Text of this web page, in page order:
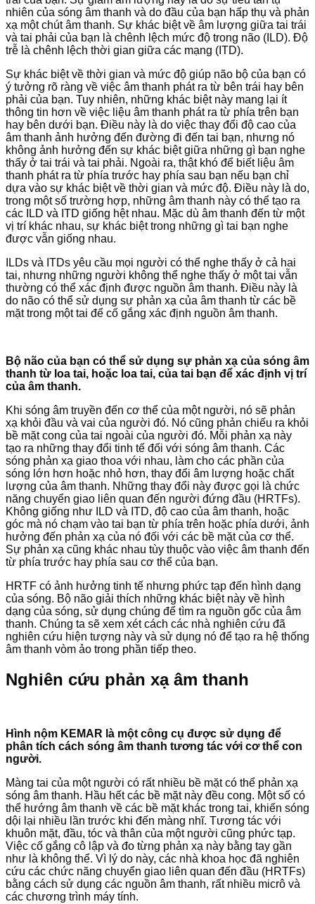
nhiên của sóng âm thanh và do đầu của bạn hấp thụ và phản
xạ một chút âm thanh. Sự khác biệt về âm lượng giữa tai trái
và tai phải của bạn là chênh lệch mức độ trong não (ILD). Độ
trễ là chênh lệch thời gian giữa các mạng (ITD).
Sự khác biệt về thời gian và mức độ giúp não bộ của bạn có
ý tưởng rõ ràng về việc âm thanh phát ra từ bên trái hay bên
phải của bạn. Tuy nhiên, những khác biệt này mang lại ít
thông tin hơn về việc liệu âm thanh phát ra từ phía trên bạn
hay bên dưới bạn. Điều này là do việc thay đổi độ cao của
âm thanh ảnh hưởng đến đường đi đến tai bạn, nhưng nó
không ảnh hưởng đến sự khác biệt giữa những gì bạn nghe
thấy ở tai trái và tai phải. Ngoài ra, thật khó để biết liệu âm
thanh phát ra từ phía trước hay phía sau bạn nếu bạn chỉ
dựa vào sự khác biệt về thời gian và mức độ. Điều này là do,
trong một số trường hợp, những âm thanh này có thể tạo ra
các ILD và ITD giống hệt nhau. Mặc dù âm thanh đến từ một
vị trí khác nhau, sự khác biệt trong những gì tai bạn nghe
được vẫn giống nhau.
ILDs và ITDs yêu cầu mọi người có thể nghe thấy ở cả hai
tai, nhưng những người không thể nghe thấy ở một tai vẫn
thường có thể xác định được nguồn âm thanh. Điều này là
do não có thể sử dụng sự phản xạ của âm thanh từ các bề
mặt trong một tai để cố gắng xác định nguồn âm thanh.
Bộ não của bạn có thể sử dụng sự phản xạ của sóng âm
thanh từ loa tai, hoặc loa tai, của tai bạn để xác định vị trí
của âm thanh.
Khi sóng âm truyền đến cơ thể của một người, nó sẽ phản
xạ khỏi đầu và vai của người đó. Nó cũng phản chiếu ra khỏi
bề mặt cong của tai ngoài của người đó. Mỗi phản xạ này
tạo ra những thay đổi tinh tế đối với sóng âm thanh. Các
sóng phản xạ giao thoa với nhau, làm cho các phần của
sóng lớn hơn hoặc nhỏ hơn, thay đổi âm lượng hoặc chất
lượng của âm thanh. Những thay đổi này được gọi là chức
năng chuyển giao liên quan đến người đứng đầu (HRTFs).
Không giống như ILD và ITD, độ cao của âm thanh, hoặc
góc mà nó chạm vào tai bạn từ phía trên hoặc phía dưới, ảnh
hưởng đến phản xạ của nó đối với các bề mặt của cơ thể.
Sự phản xạ cũng khác nhau tùy thuộc vào việc âm thanh đến
từ phía trước hay phía sau cơ thể của bạn.
HRTF có ảnh hưởng tinh tế nhưng phức tạp đến hình dạng
của sóng. Bộ não giải thích những khác biệt này về hình
dạng của sóng, sử dụng chúng để tìm ra nguồn gốc của âm
thanh. Chúng ta sẽ xem xét cách các nhà nghiên cứu đã
nghiên cứu hiện tượng này và sử dụng nó để tạo ra hệ thống
âm thanh vòm ảo trong phần tiếp theo.
Nghiên cứu phản xạ âm thanh
Hình nộm KEMAR là một công cụ được sử dụng để
phân tích cách sóng âm thanh tương tác với cơ thể con
người.
Màng tai của một người có rất nhiều bề mặt có thể phản xạ
sóng âm thanh. Hầu hết các bề mặt này đều cong. Một số có
thể hướng âm thanh về các bề mặt khác trong tai, khiến sóng
dội lại nhiều lần trước khi đến màng nhĩ. Tương tác với
khuôn mặt, đầu, tóc và thân của một người cũng phức tạp.
Việc cố gắng cô lập và đo từng phản xạ này bằng tay gần
như là không thể. Vì lý do này, các nhà khoa học đã nghiên
cứu các chức năng chuyển giao liên quan đến đầu (HRTFs)
bằng cách sử dụng các nguồn âm thanh, rất nhiều micrô và
các chương trình máy tính.